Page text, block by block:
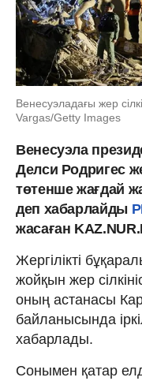
Венесуэладағы жер
Vargas/Getty Images
Венесуэла
Делси Родригес
төтенше жағдай
деп хабарлайды
жасаған
Жергілікті
жойқын жер
оның астанасы
байланысында
хабарлады.
Сонымен қатар